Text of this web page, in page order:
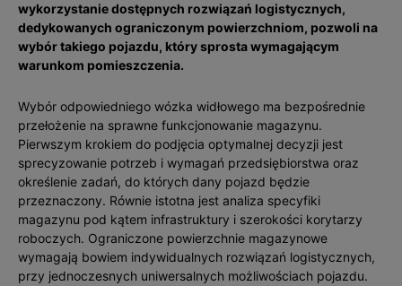
wykorzystanie dostępnych rozwiązań logistycznych,
dedykowanych ograniczonym powierzchniom, pozwoli na
wybór takiego pojazdu, który sprosta wymagającym
warunkom pomieszczenia.
Wybór odpowiedniego wózka widłowego ma bezpośrednie
przełożenie na sprawne funkcjonowanie magazynu.
Pierwszym krokiem do podjęcia optymalnej decyzji jest
sprecyzowanie potrzeb i wymagań przedsiębiorstwa oraz
określenie zadań, do których dany pojazd będzie
przeznaczony. Równie istotna jest analiza specyfiki
magazynu pod kątem infrastruktury i szerokości korytarzy
roboczych. Ograniczone powierzchnie magazynowe
wymagają bowiem indywidualnych rozwiązań logistycznych,
przy jednoczesnych uniwersalnych możliwościach pojazdu.